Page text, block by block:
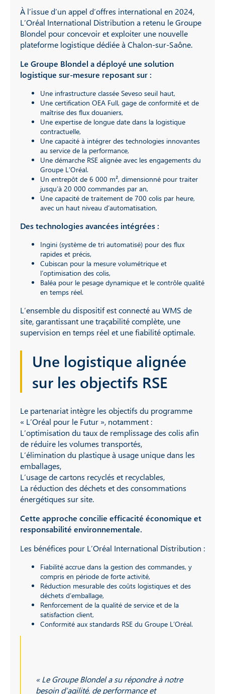
À l’issue d’un appel d’offres international en 2024,
L’Oréal International Distribution a retenu le Groupe
Blondel pour concevoir et exploiter une nouvelle
plateforme logistique dédiée à Chalon-sur-Saône.
Le Groupe Blondel a déployé une solution
logistique sur-mesure reposant sur :
Une infrastructure classée Seveso seuil haut,
Une certification OEA Full, gage de conformité et de
maîtrise des flux douaniers,
Une expertise de longue date dans la logistique
contractuelle,
Une capacité à intégrer des technologies innovantes
au service de la performance,
Une démarche RSE alignée avec les engagements du
Groupe L’Oréal.
Un entrepôt de 6 000 m², dimensionné pour traiter
jusqu’à 20 000 commandes par an,
Une capacité de traitement de 700 colis par heure,
avec un haut niveau d’automatisation,
Des technologies avancées intégrées :
Ingini (système de tri automatisé) pour des flux
rapides et précis,
Cubiscan pour la mesure volumétrique et
l’optimisation des colis,
Baléa pour le pesage dynamique et le contrôle qualité
en temps réel.
L’ensemble du dispositif est connecté au WMS de
site, garantissant une traçabilité complète, une
supervision en temps réel et une fiabilité optimale.
Une logistique alignée
sur les objectifs RSE
Le partenariat intègre les objectifs du programme
« L’Oréal pour le Futur », notamment :
L’optimisation du taux de remplissage des colis afin
de réduire les volumes transportés,
L’élimination du plastique à usage unique dans les
emballages,
L’usage de cartons recyclés et recyclables,
La réduction des déchets et des consommations
énergétiques sur site.
Cette approche concilie efficacité économique et
responsabilité environnementale.
Les bénéfices pour L’Oréal International Distribution :
Fiabilité accrue dans la gestion des commandes, y
compris en période de forte activité,
Réduction mesurable des coûts logistiques et des
déchets d’emballage,
Renforcement de la qualité de service et de la
satisfaction client,
Conformité aux standards RSE du Groupe L’Oréal.
« Le Groupe Blondel a su répondre à notre
besoin d’agilité, de performance et